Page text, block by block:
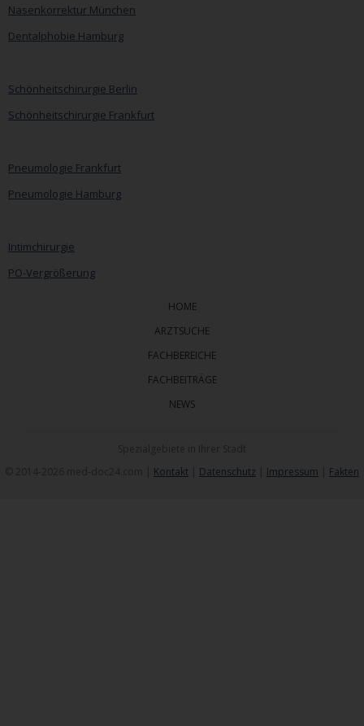
Nasenkorrektur München
Dentalphobie Hamburg
Schönheitschirurgie Berlin
Schönheitschirurgie Frankfurt
Pneumologie Frankfurt
Pneumologie Hamburg
Intimchirurgie
PO-Vergrößerung
HOME
ARZTSUCHE
FACHBEREICHE
FACHBEITRÄGE
NEWS
Kontakt Datenschutz Impressum Fakten